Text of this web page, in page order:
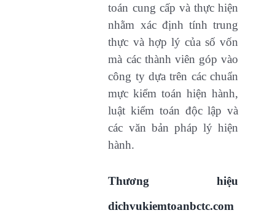
toán cung cấp và thực hiện
nhằm xác định tính trung
thực và hợp lý của số vốn
mà các thành viên góp vào
công ty dựa trên các chuẩn
mực kiểm toán hiện hành,
luật kiểm toán độc lập và
các văn bản pháp lý hiện
hành.
Thương hiệu
dichvukiemtoanbctc.com